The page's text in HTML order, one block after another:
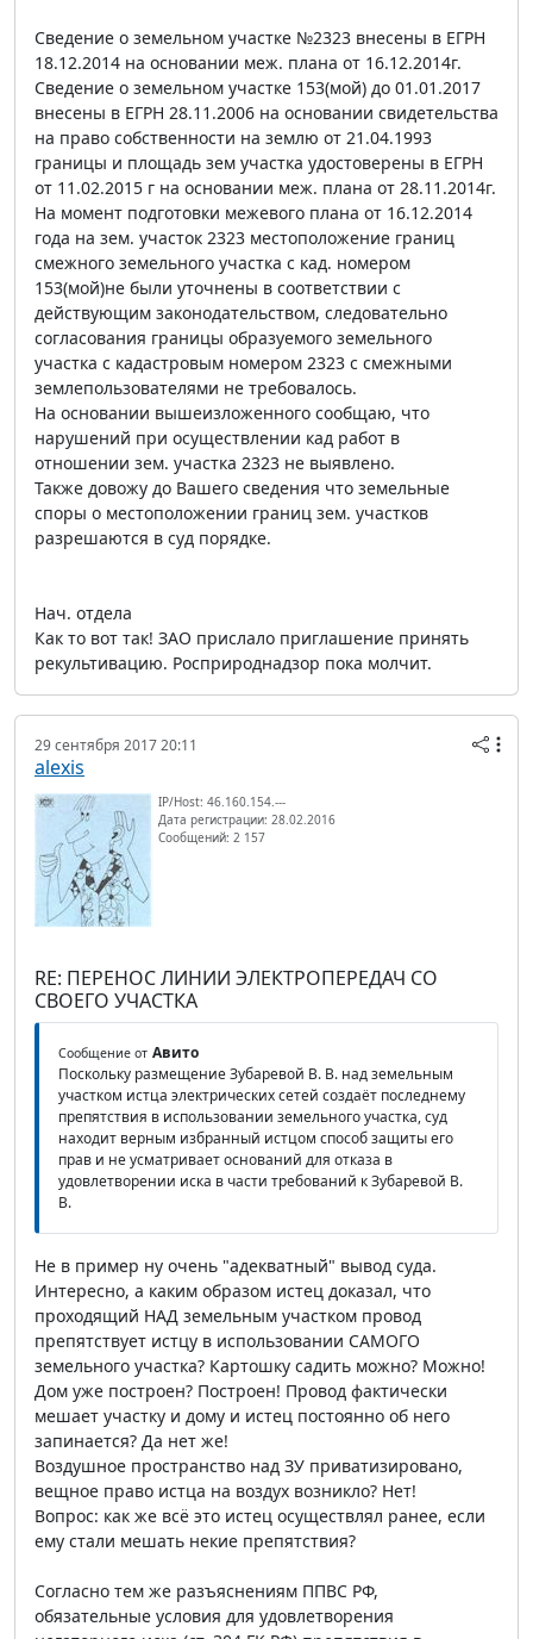
Сведение о земельном участке №2323 внесены в ЕГРН
18.12.2014 на основании меж. плана от 16.12.2014г.
Сведение о земельном участке 153(мой) до 01.01.2017
внесены в ЕГРН 28.11.2006 на основании свидетельства
на право собственности на землю от 21.04.1993
границы и площадь зем участка удостоверены в ЕГРН
от 11.02.2015 г на основании меж. плана от 28.11.2014г.
На момент подготовки межевого плана от 16.12.2014
года на зем. участок 2323 местоположение границ
смежного земельного участка с кад. номером
153(мой)не были уточнены в соответствии с
действующим законодательством, следовательно
согласования границы образуемого земельного
участка с кадастровым номером 2323 с смежными
землепользователями не требовалось.
На основании вышеизложенного сообщаю, что
нарушений при осуществлении кад работ в
отношении зем. участка 2323 не выявлено.
Также довожу до Вашего сведения что земельные
споры о местоположении границ зем. участков
разрешаются в суд порядке.
Нач. отдела
Как то вот так! ЗАО прислало приглашение принять
рекультивацию. Росприроднадзор пока молчит.
29 сентября 2017 20:11
alexis
IP/Host: 46.160.154.---
Дата регистрации: 28.02.2016
Сообщений: 2 157
RE: ПЕРЕНОС ЛИНИИ ЭЛЕКТРОПЕРЕДАЧ СО
СВОЕГО УЧАСТКА
Сообщение от Авито
Поскольку размещение Зубаревой В. В. над земельным
участком истца электрических сетей создаёт последнему
препятствия в использовании земельного участка, суд
находит верным избранный истцом способ защиты его
прав и не усматривает оснований для отказа в
удовлетворении иска в части требований к Зубаревой В.
В.
Не в пример ну очень "адекватный" вывод суда.
Интересно, а каким образом истец доказал, что
проходящий НАД земельным участком провод
препятствует истцу в использовании САМОГО
земельного участка? Картошку садить можно? Можно!
Дом уже построен? Построен! Провод фактически
мешает участку и дому и истец постоянно об него
запинается? Да нет же!
Воздушное пространство над ЗУ приватизировано,
вещное право истца на воздух возникло? Нет!
Вопрос: как же всё это истец осуществлял ранее, если
ему стали мешать некие препятствия?
Согласно тем же разъяснениям ППВС РФ,
обязательные условия для удовлетворения